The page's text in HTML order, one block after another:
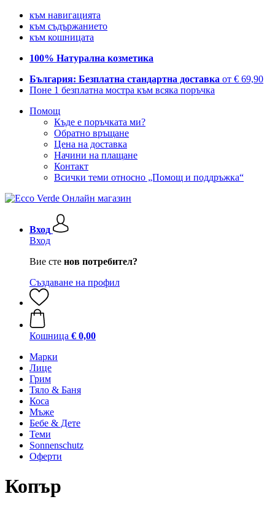
към навигацията
към съдържанието
към кошницата
100% Натурална козметика
България: Безплатна стандартна доставка от € 69,90
Поне 1 безплатна мостра към всяка поръчка
Помощ
Къде е поръчката ми?
Обратно връщане
Цена на доставка
Начини на плащане
Контакт
Всички теми относно „Помощ и поддръжка“
Вход
Вход
Вие сте нов потребител?
Създаване на профил
Кошница € 0,00
Марки
Лице
Грим
Тяло & Баня
Коса
Мъже
Бебе & Дете
Теми
Sonnenschutz
Оферти
Копър